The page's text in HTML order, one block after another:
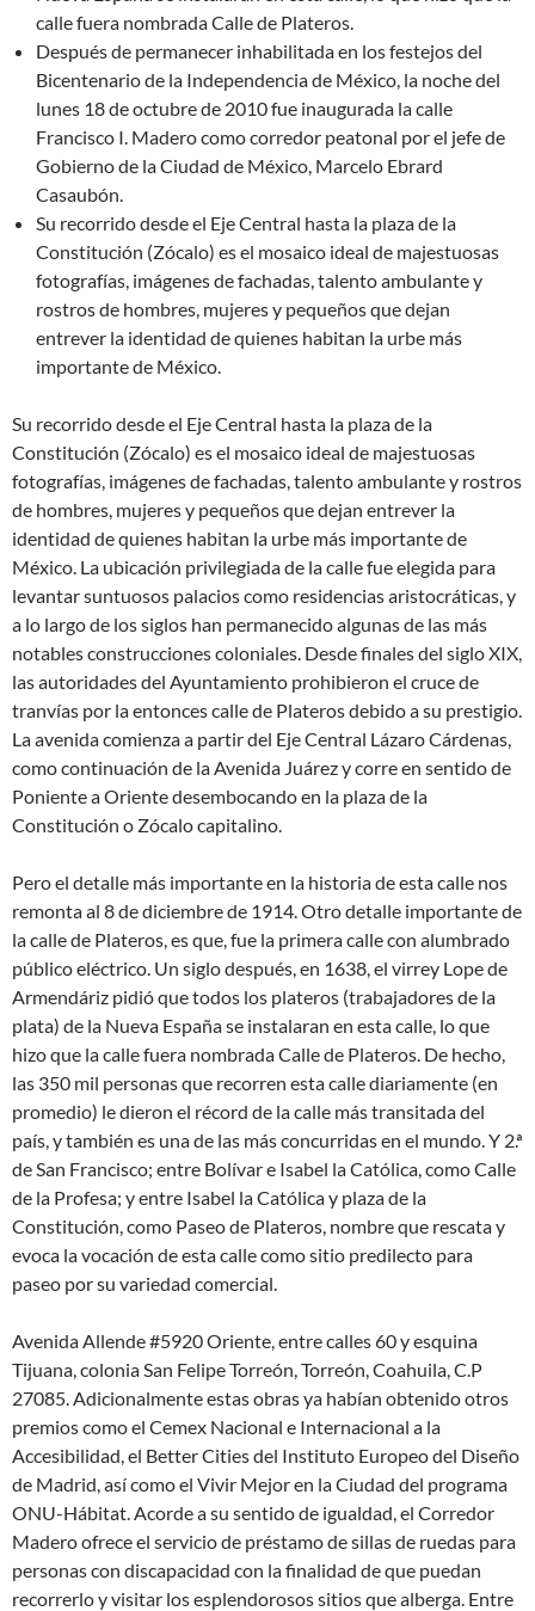
calle fuera nombrada Calle de Plateros.
Después de permanecer inhabilitada en los festejos del
Bicentenario de la Independencia de México, la noche del
lunes 18 de octubre de 2010 fue inaugurada la calle
Francisco I. Madero como corredor peatonal por el jefe de
Gobierno de la Ciudad de México, Marcelo Ebrard
Casaubón.​
Su recorrido desde el Eje Central hasta la plaza de la
Constitución (Zócalo) es el mosaico ideal de majestuosas
fotografías, imágenes de fachadas, talento ambulante y
rostros de hombres, mujeres y pequeños que dejan
entrever la identidad de quienes habitan la urbe más
importante de México.
Su recorrido desde el Eje Central hasta la plaza de la
Constitución (Zócalo) es el mosaico ideal de majestuosas
fotografías, imágenes de fachadas, talento ambulante y rostros
de hombres, mujeres y pequeños que dejan entrever la
identidad de quienes habitan la urbe más importante de
México. La ubicación privilegiada de la calle fue elegida para
levantar suntuosos palacios como residencias aristocráticas, y
a lo largo de los siglos han permanecido algunas de las más
notables construcciones coloniales. Desde finales del siglo XIX,
las autoridades del Ayuntamiento prohibieron el cruce de
tranvías por la entonces calle de Plateros debido a su prestigio.​
La avenida comienza a partir del Eje Central Lázaro Cárdenas,
como continuación de la Avenida Juárez y corre en sentido de
Poniente a Oriente desembocando en la plaza de la
Constitución o Zócalo capitalino.
Pero el detalle más importante en la historia de esta calle nos
remonta al 8 de diciembre de 1914. Otro detalle importante de
la calle de Plateros, es que, fue la primera calle con alumbrado
público eléctrico. Un siglo después, en 1638, el virrey Lope de
Armendáriz pidió que todos los plateros (trabajadores de la
plata) de la Nueva España se instalaran en esta calle, lo que
hizo que la calle fuera nombrada Calle de Plateros. De hecho,
las 350 mil personas que recorren esta calle diariamente (en
promedio) le dieron el récord de la calle más transitada del
país, y también es una de las más concurridas en el mundo. Y 2.ª
de San Francisco; entre Bolívar e Isabel la Católica, como Calle
de la Profesa; y entre Isabel la Católica y plaza de la
Constitución, como Paseo de Plateros, nombre que rescata y
evoca la vocación de esta calle como sitio predilecto para
paseo por su variedad comercial.
Avenida Allende #5920 Oriente, entre calles 60 y esquina
Tijuana, colonia San Felipe Torreón, Torreón, Coahuila, C.P
27085. Adicionalmente estas obras ya habían obtenido otros
premios como el Cemex Nacional e Internacional a la
Accesibilidad, el Better Cities del Instituto Europeo del Diseño
de Madrid, así como el Vivir Mejor en la Ciudad del programa
ONU-Hábitat. Acorde a su sentido de igualdad, el Corredor
Madero ofrece el servicio de préstamo de sillas de ruedas para
personas con discapacidad con la finalidad de que puedan
recorrerlo y visitar los esplendorosos sitios que alberga. Entre